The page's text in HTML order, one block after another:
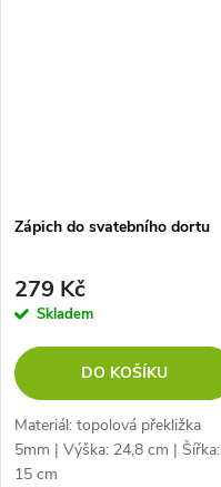
Zápich do svatebního dortu
279 Kč
Skladem
DO KOŠÍKU
Materiál: topolová překližka
5mm | Výška: 24,8 cm | Šířka:
15 cm